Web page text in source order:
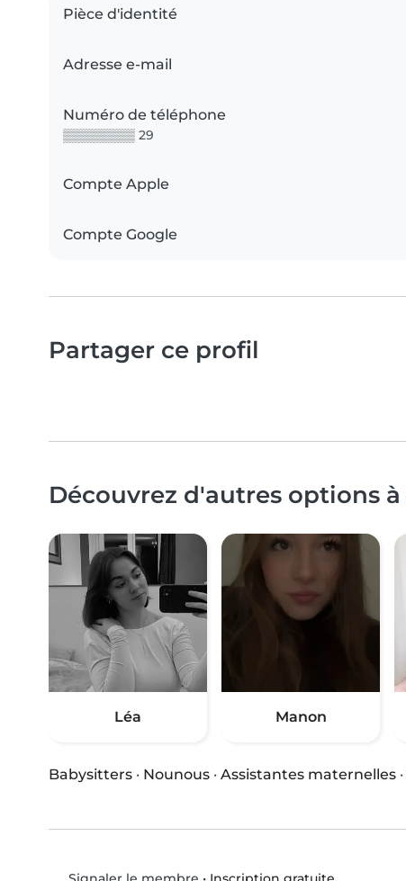
Pièce d'identité
Adresse e-mail
Numéro de téléphone
▒▒▒▒▒▒▒▒ 29
Compte Apple
Compte Google
Partager ce profil
Découvrez d'autres options
Léa Manon
Babysitters · Nounous · Assistantes maternelles ·